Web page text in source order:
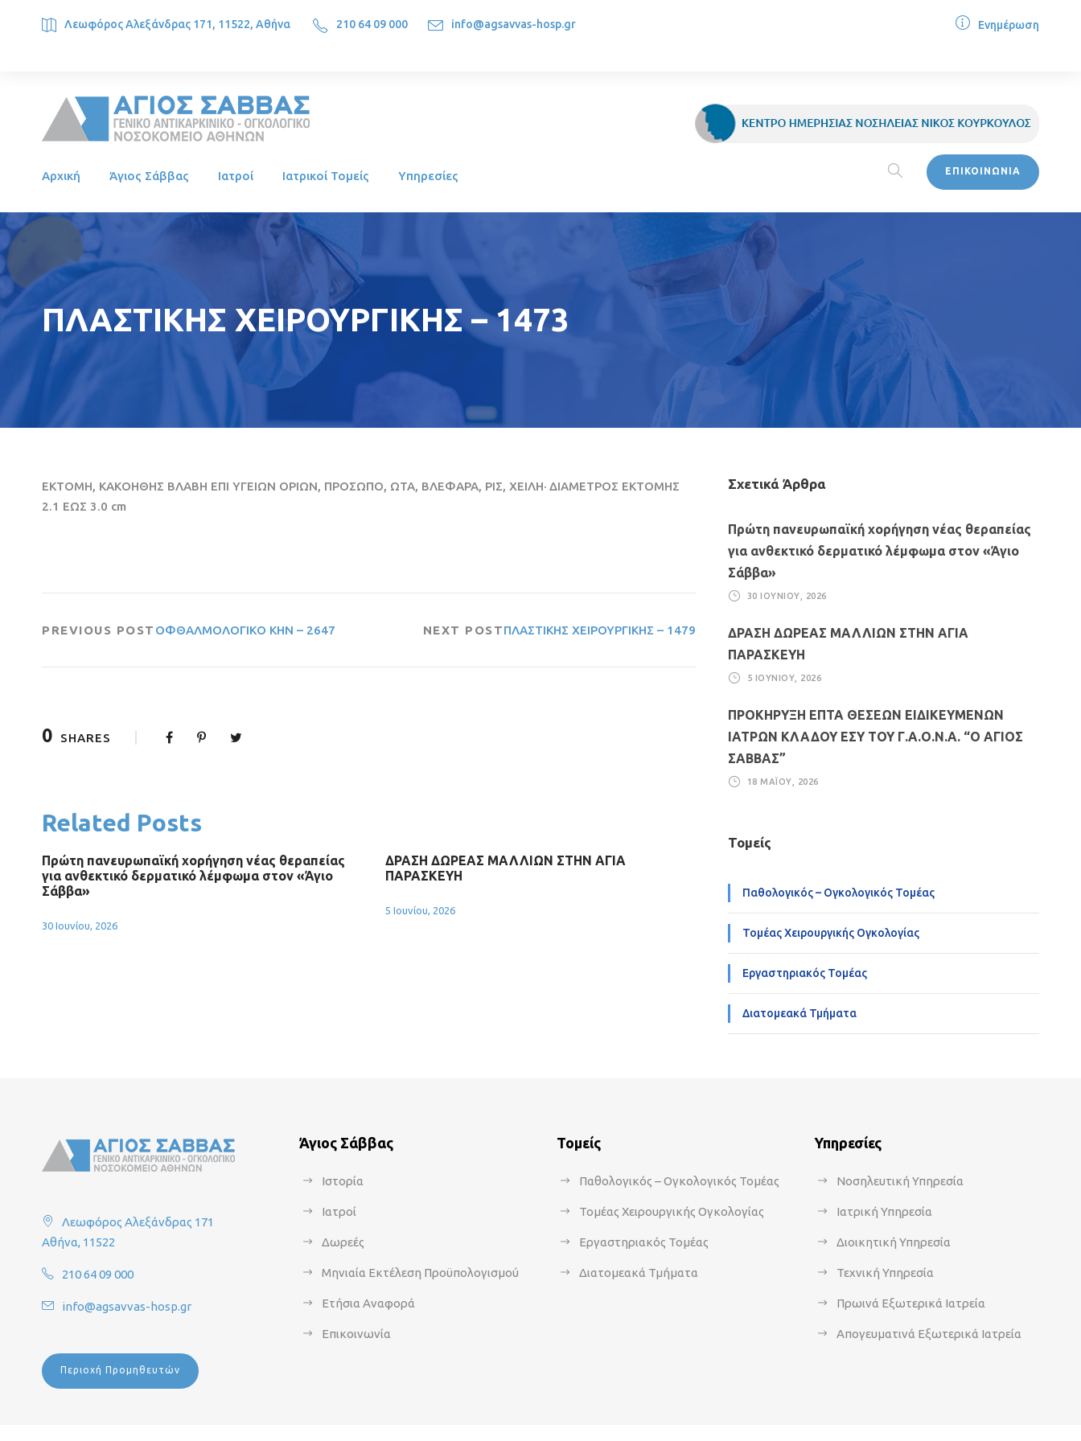
Λεωφόρος Αλεξάνδρας 171, 11522, Αθήνα 210 64 09 000 info@agsavvas-hosp.gr Ενημέρωση
Αρχική Άγιος Σάββας Ιατροί Ιατρικοί Τομείς Υπηρεσίες ΕΠΙΚΟΙΝΩΝΙΑ
ΠΛΑΣΤΙΚΗΣ ΧΕΙΡΟΥΡΓΙΚΗΣ – 1473
ΕΚΤΟΜΗ, ΚΑΚΟΗΘΗΣ ΒΛΑΒΗ ΕΠΙ ΥΓΕΙΩΝ ΟΡΙΩΝ, ΠΡΟΣΩΠΟ, ΩΤΑ, ΒΛΕΦΑΡΑ, ΡΙΣ, ΧΕΙΛΗ· ΔΙΑΜΕΤΡΟΣ ΕΚΤΟΜΗΣ
2.1 ΕΩΣ 3.0 cm
PREVIOUS POST ΟΦΘΑΛΜΟΛΟΓΙΚΟ ΚΗΝ – 2647 NEXT POSTΠΛΑΣΤΙΚΗΣ ΧΕΙΡΟΥΡΓΙΚΗΣ – 1479
0 SHARES
Related Posts
Πρώτη πανευρωπαϊκή χορήγηση νέας θεραπείας
για ανθεκτικό δερματικό λέμφωμα στον «Άγιο
Σάββα»
30 Ιουνίου, 2026
ΔΡΑΣΗ ΔΩΡΕΑΣ ΜΑΛΛΙΩΝ ΣΤΗΝ ΑΓΙΑ
ΠΑΡΑΣΚΕΥΗ
5 Ιουνίου, 2026
Σχετικά Άρθρα
Πρώτη πανευρωπαϊκή χορήγηση νέας θεραπείας
για ανθεκτικό δερματικό λέμφωμα στον «Άγιο
Σάββα»
30 ΙΟΥΝΊΟΥ, 2026
ΔΡΑΣΗ ΔΩΡΕΑΣ ΜΑΛΛΙΩΝ ΣΤΗΝ ΑΓΙΑ
ΠΑΡΑΣΚΕΥΗ
5 ΙΟΥΝΊΟΥ, 2026
ΠΡΟΚΗΡΥΞΗ ΕΠΤΑ ΘΕΣΕΩΝ ΕΙΔΙΚΕΥΜΕΝΩΝ
ΙΑΤΡΩΝ ΚΛΑΔΟΥ ΕΣΥ ΤΟΥ Γ.Α.Ο.Ν.Α. “Ο ΑΓΙΟΣ
ΣΑΒΒΑΣ”
18 ΜΑΪ́ΟΥ, 2026
Τομείς
Παθολογικός – Ογκολογικός Τομέας
Τομέας Χειρουργικής Ογκολογίας
Εργαστηριακός Τομέας
Διατομεακά Τμήματα
Λεωφόρος Αλεξάνδρας 171
Αθήνα, 11522
210 64 09 000
info@agsavvas-hosp.gr
Περιοχή Προμηθευτών
Άγιος Σάββας
Ιστορία
Ιατροί
Δωρεές
Μηνιαία Εκτέλεση Προϋπολογισμού
Ετήσια Αναφορά
Επικοινωνία
Τομείς
Παθολογικός – Ογκολογικός Τομέας
Τομέας Χειρουργικής Ογκολογίας
Εργαστηριακός Τομέας
Διατομεακά Τμήματα
Υπηρεσίες
Νοσηλευτική Υπηρεσία
Ιατρική Υπηρεσία
Διοικητική Υπηρεσία
Τεχνική Υπηρεσία
Πρωινά Εξωτερικά Ιατρεία
Απογευματινά Εξωτερικά Ιατρεία